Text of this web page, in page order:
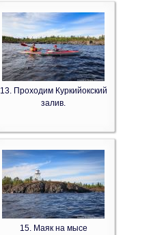
13. Проходим Куркийокский
залив.
15. Маяк на мысе